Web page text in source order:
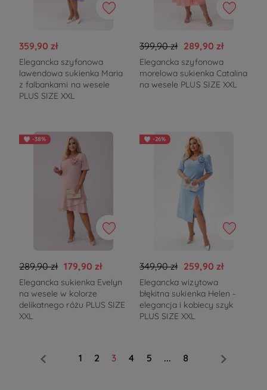
359,90 zł
Elegancka szyfonowa
lawendowa sukienka Maria
z falbankami na wesele
PLUS SIZE XXL
399,90 zł 289,90 zł
Elegancka szyfonowa
morelowa sukienka Catalina
na wesele PLUS SIZE XXL
-38%
289,90 zł 179,90 zł
Elegancka sukienka Evelyn
na wesele w kolorze
delikatnego różu PLUS SIZE
XXL
-26%
349,90 zł 259,90 zł
Elegancka wizytowa
błękitna sukienka Helen -
elegancja i kobiecy szyk
PLUS SIZE XXL
1 2 3 4 5 ... 8